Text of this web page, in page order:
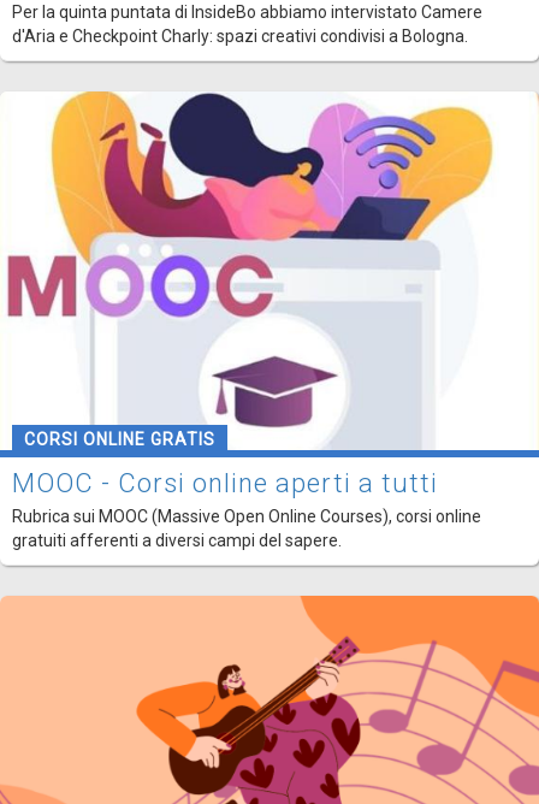
Per la quinta puntata di InsideBo abbiamo intervistato Camere
d'Aria e Checkpoint Charly: spazi creativi condivisi a Bologna.
CORSI ONLINE GRATIS
MOOC - Corsi online aperti a tutti
Rubrica sui MOOC (Massive Open Online Courses), corsi online
gratuiti afferenti a diversi campi del sapere.